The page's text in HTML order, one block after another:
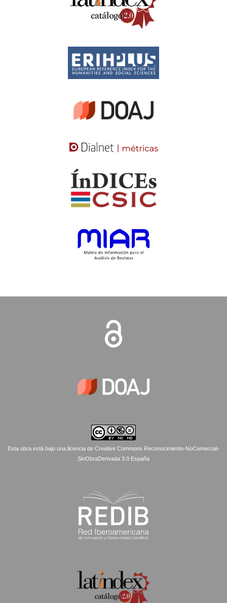
Esta obra está bajo una licencia de Creative Commons Reconocimiento-NoComercial-
SinObraDerivada 3.0 España